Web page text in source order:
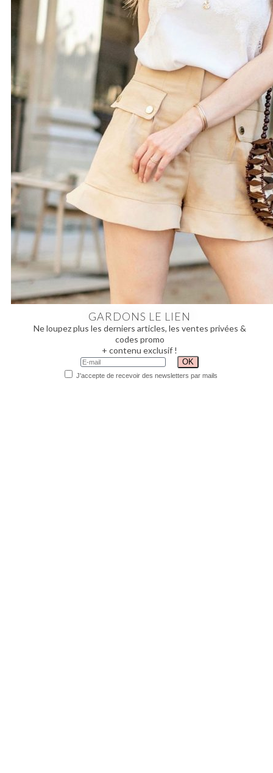
GARDONS LE LIEN
Ne loupez plus les derniers articles, les ventes privées &
codes promo
+ contenu exclusif !
J'accepte de recevoir des newsletters par mails